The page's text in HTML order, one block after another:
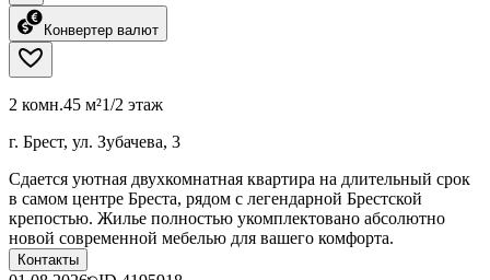
Конвертер валют
2 комн.45 м²1/2 этаж
г. Брест, ул. Зубачева, 3
Сдается уютная двухкомнатная квартира на длительный срок
в самом центре Бреста, рядом с легендарной Брестской
крепостью. Жилье полностью укомплектовано абсолютно
новой современной мебелью для вашего комфорта.
Контакты